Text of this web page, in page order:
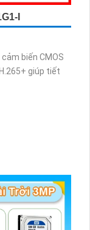
I
biến CMOS
giúp tiết